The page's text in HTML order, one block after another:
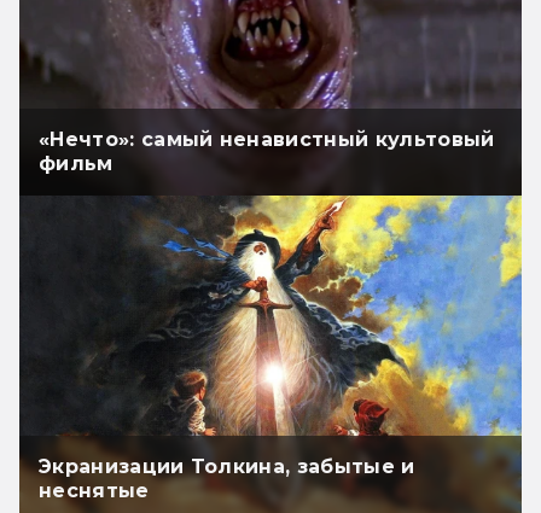
«Нечто»: самый ненавистный культовый
фильм
Экранизации Толкина, забытые и
неснятые